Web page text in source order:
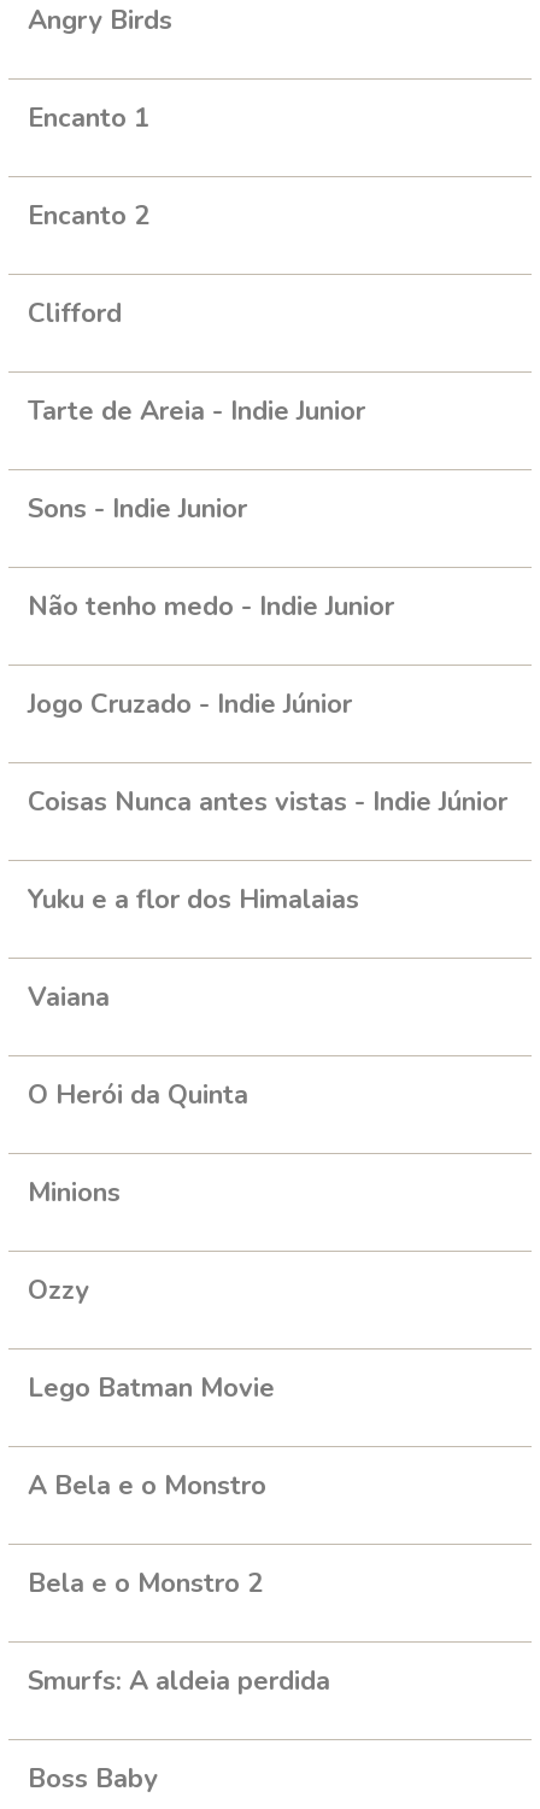
Angry Birds
Encanto 1
Encanto 2
Clifford
Tarte de Areia - Indie Junior
Sons - Indie Junior
Não tenho medo - Indie Junior
Jogo Cruzado - Indie Júnior
Coisas Nunca antes vistas - Indie Júnior
Yuku e a flor dos Himalaias
Vaiana
O Herói da Quinta
Minions
Ozzy
Lego Batman Movie
A Bela e o Monstro
Bela e o Monstro 2
Smurfs: A aldeia perdida
Boss Baby